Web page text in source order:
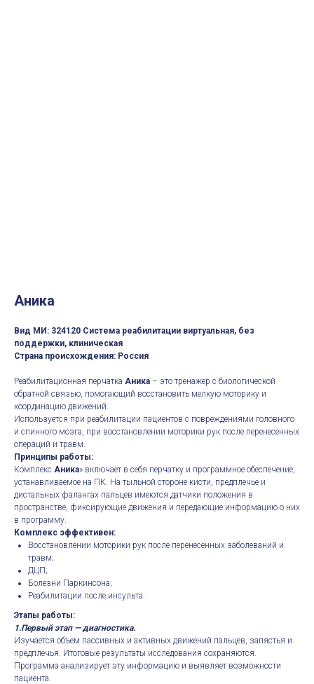
Аника
Вид МИ: 324120 Система реабилитации виртуальная, без
поддержки, клиническая
Страна происхождения: Россия
Реабилитационная перчатка Аника – это тренажер с биологической
обратной связью, помогающий восстановить мелкую моторику и
координацию движений.
Используется при реабилитации пациентов с повреждениями головного
и спинного мозга, при восстановлении моторики рук после перенесенных
операций и травм.
Принципы работы:
Комплекс Аника» включает в себя перчатку и программное обеспечение,
устанавливаемое на ПК. На тыльной стороне кисти, предплечье и
дистальных фалангах пальцев имеются датчики положения в
пространстве, фиксирующие движения и передающие информацию о них
в программу.
Комплекс эффективен:
Восстановлении моторики рук после перенесенных заболеваний и
травм;
ДЦП;
Болезни Паркинсона;
Реабилитации после инсульта.
Этапы работы:
1.Первый этап — диагностика.
Изучается объем пассивных и активных движений пальцев, запястья и
предплечья. Итоговые результаты исследования сохраняются.
Программа анализирует эту информацию и выявляет возможности
пациента.